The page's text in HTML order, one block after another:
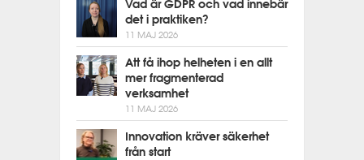
Vad är GDPR och vad innebär
det i praktiken?
11 MAJ 2026
Att få ihop helheten i en allt
mer fragmenterad
verksamhet
11 MAJ 2026
Innovation kräver säkerhet
från start